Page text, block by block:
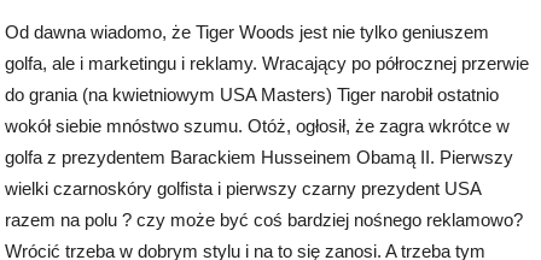
Od dawna wiadomo, że Tiger Woods jest nie tylko geniuszem
golfa, ale i marketingu i reklamy. Wracający po półrocznej przerwie
do grania (na kwietniowym USA Masters) Tiger narobił ostatnio
wokół siebie mnóstwo szumu. Otóż, ogłosił, że zagra wkrótce w
golfa z prezydentem Barackiem Husseinem Obamą II. Pierwszy
wielki czarnoskóry golfista i pierwszy czarny prezydent USA
razem na polu ? czy może być coś bardziej nośnego reklamowo?
Wrócić trzeba w dobrym stylu i na to się zanosi. A trzeba tym